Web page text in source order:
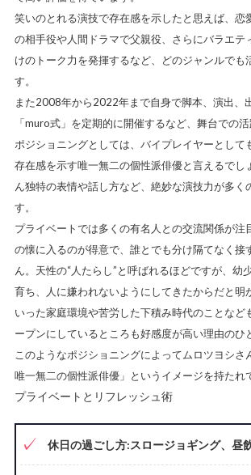
笑いのとれる演技で存在感を示したと思えば、恋
の相手役や人間ドラマで父親役、さらにバラエテ
けのトーク力を発揮するなど、どのジャンルでも
す。
また2008年から2022年まで自身で脚本、演出、
「muro式」を定期的に開催するなど、舞台での活
ポジショニングとしては、バイプレイヤーとして
存在感を示す唯一無二の個性派俳優と言えるでし
ん独特の表情や話し方など、絶妙な演技力が多く
す。
プライベートでは多くの有名人との交流関係が注
の懐に入るのが得意で、誰とでも分け隔てなく接
ん。天性の“人たらし”と呼ばれるほどですが、幼
育ち、人に嫌われないようにしてきたからだと明
いった家庭環境や苦労した下積み時代のことなど
ープンにしているところも好感度が高い理由のひ
このようなポジショニングによってムロツヨシさ
唯一無二の個性派俳優」というイメージを持たれ
プライベートとリフレッシュ術
休日の過ごし方:スロージョギング、昼